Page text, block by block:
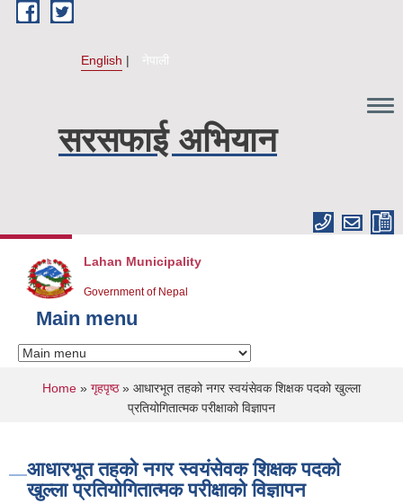
Skip to main content
English नेपाली
सरसफाई अभियान
Lahan Municipality
Government of Nepal
Main menu
You are here
Home » गृहपृष्ठ» आधारभूत तहको नगर स्वयंसेवक शिक्षक पदको खुल्ला
प्रतियोगितात्मक परीक्षाको विज्ञापन
आधारभूत तहको नगर स्वयंसेवक शिक्षक पदको
खुल्ला प्रतियोगितात्मक परीक्षाको विज्ञापन